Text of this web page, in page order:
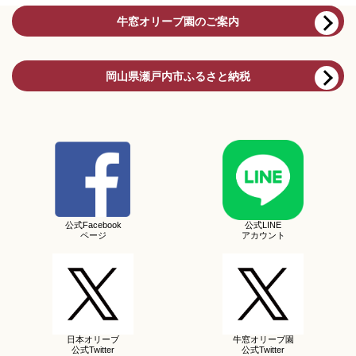
牛窓オリーブ園のご案内
岡山県瀬戸内市ふるさと納税
公式Facebook
ページ
公式LINE
アカウント
日本オリーブ
公式Twitter
牛窓オリーブ園
公式Twitter